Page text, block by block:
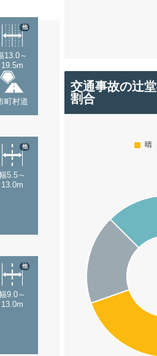
13.0～
19.5m
他
町村道
5.5～
13.0m
他
9.0～
13.0m
他
交通事故の辻
割合